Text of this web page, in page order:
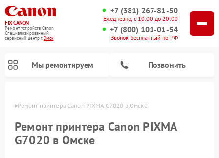
FIX-CANON
Ремонт устройств Canon
Специализированный
cервисный центр г.Омск
+7 (381) 267-81-50
Ежедневно, с 10:00 до 20:00
+7 (800) 101-01-54
Звонок бесплатный по РФ
Мы ремонтируем Позвонить
Ремонт принтера Canon PIXMA G7020 в Омске
Ремонт принтера Canon PIXMA
G7020 в Омске